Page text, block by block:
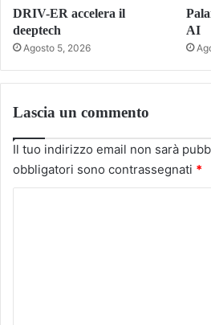
DRIV-ER accelera il
deeptech
Agosto 5, 2026
AI
Lascia un commento
Il tuo indirizzo email non sarà
obbligatori sono contrassegnati *